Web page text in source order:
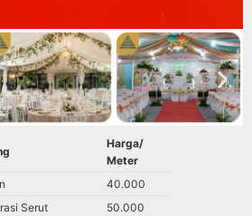
Harga/
Meter
40.000
Serut
50.000